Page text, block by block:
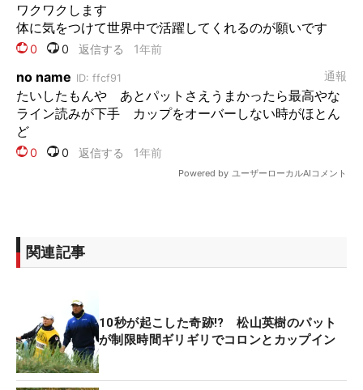
関連記事
10秒が起こした奇跡!? 松山英樹のパット
が制限時間ギリギリでコロンとカップイン